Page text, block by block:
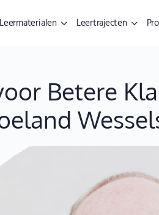
Leermaterialen Leertrajecten
Betere